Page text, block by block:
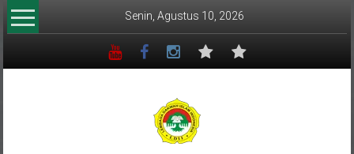
Lompat
ke
Senin, Agustus 10, 2026